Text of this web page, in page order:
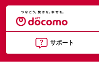
サポート